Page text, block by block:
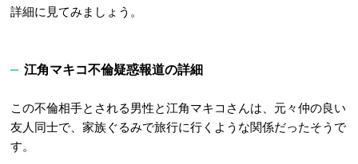
詳細に見てみましょう。
江角マキコ不倫疑惑報道の詳細
この不倫相手とされる男性と江角マキコさんは、元々仲の良い
友人同士で、家族ぐるみで旅行に行くような関係だったそうで
す。